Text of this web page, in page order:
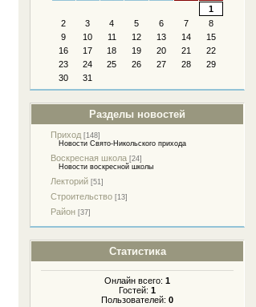
1
2
3 4 5 6 7
8
9
10 11 12 13 14
15
16
17 18 19 20 21
22
23
24 25 26 27 28
29
30
31
Разделы новостей
Приход [148]
Новости Свято-Никольского прихода
Воскресная школа [24]
Новости воскресной школы
Лекторий [51]
Строительство [13]
Район [37]
Статистика
Онлайн всего:1
Гостей:1
Пользователей:0